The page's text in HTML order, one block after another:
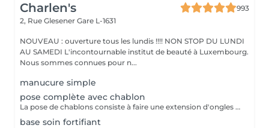
Charlen's
993
2, Rue Glesener Gare L-1631
NOUVEAU : ouverture tous les lundis !!!! NON STOP DU LUNDI
AU SAMEDI L'incontournable institut de beauté à Luxembourg.
Nous sommes connues pour n...
manucure simple
pose complète avec chablon
La pose de chablons consiste à faire une extension d'ongles en gel, sans avoir recours aux capsules. Prestation un peu plus longue que les capsules mais tres tres jolie :)
base soin fortifiant